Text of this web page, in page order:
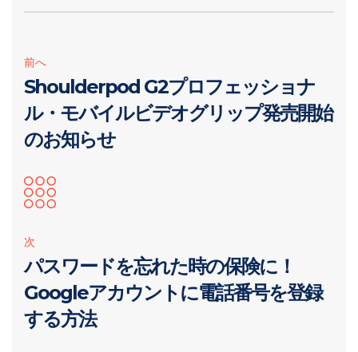
前へ
Shoulderpod G2プロフェッショナ
ル・モバイルビデオグリップ発売開始
のお知らせ
次
パスワードを忘れた時の保険に！
Googleアカウントに電話番号を登録
する方法